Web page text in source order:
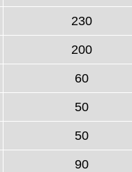
230
200
60
50
50
90